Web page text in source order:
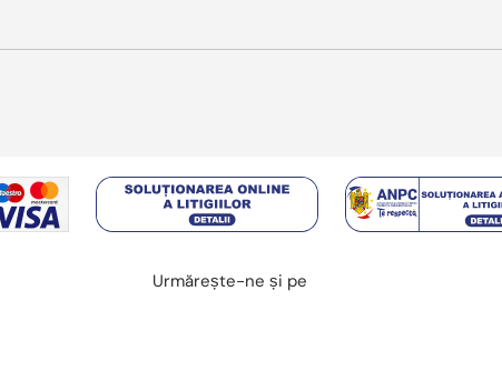
Urmărește-ne și pe